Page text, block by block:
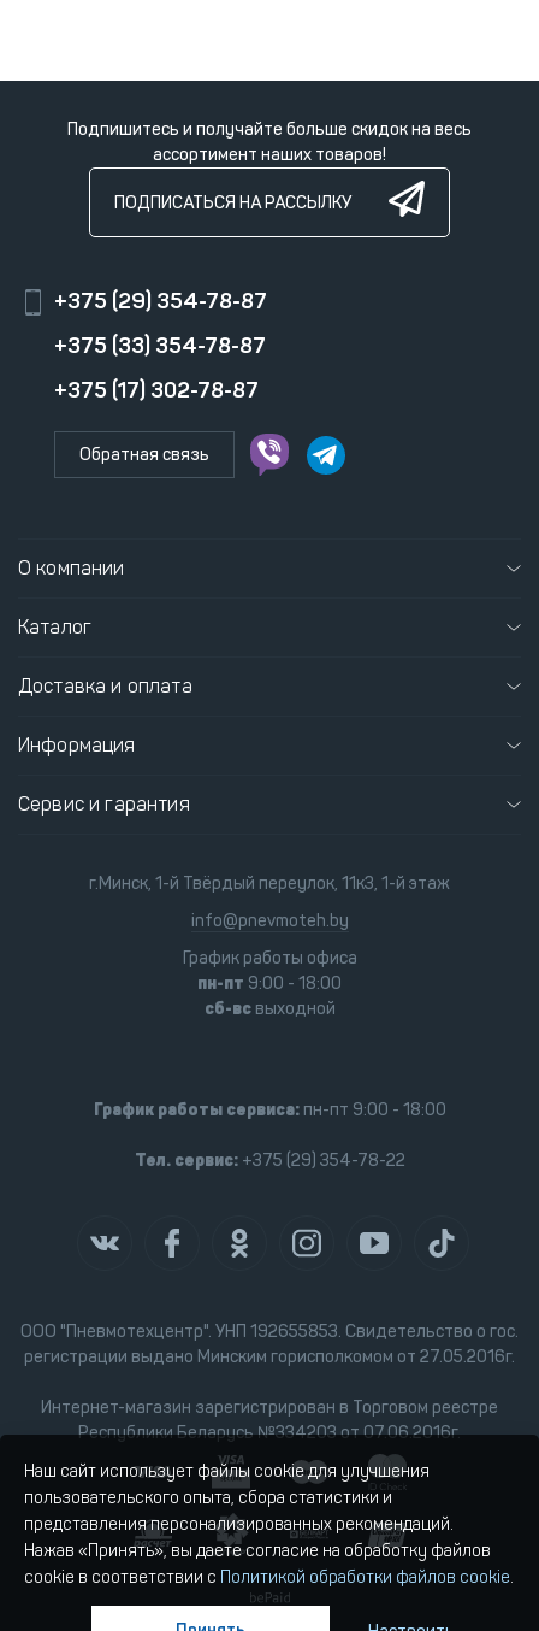
Подпишитесь и получайте больше скидок на весь
ассортимент наших товаров!
ПОДПИСАТЬСЯ НА РАССЫЛКУ
+375 (29) 354-78-87
+375 (33) 354-78-87
+375 (17) 302-78-87
Обратная связь
О компании
Каталог
Доставка и оплата
Информация
Сервис и гарантия
ООО "Пневмотехцентр". УНП 192655853. Свидетельство о гос.
регистрации выдано Минским горисполкомом от 27.05.2016г.
Интернет-магазин зарегистрирован в Торговом реестре
Республики Беларусь №334203 от 07.06.2016г.
г.Минск, 1-й Твёрдый переулок, 11к3, 1-й этаж
info@pnevmoteh.by
График работы офиса
пн-пт 9:00 - 18:00
сб-всвыходной
График работы сервиса:пн-пт 9:00 - 18:00
Тел. сервис:+375 (29) 354-78-22
Наш сайт использует файлы cookie для улучшения
пользовательского опыта, сбора статистики и
представления персонализированных рекомендаций.
Нажав «Принять», вы даете согласие на обработку файлов
cookie в соответствии с Политикой обработки файлов cookie.